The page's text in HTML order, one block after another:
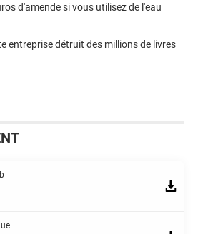
d'amende si vous utilisez de l'eau
entreprise détruit des millions de livres